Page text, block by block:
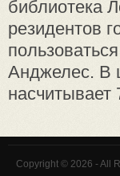
библиотека
резидентов
Анджелес. В
Copyright © 2026 - All